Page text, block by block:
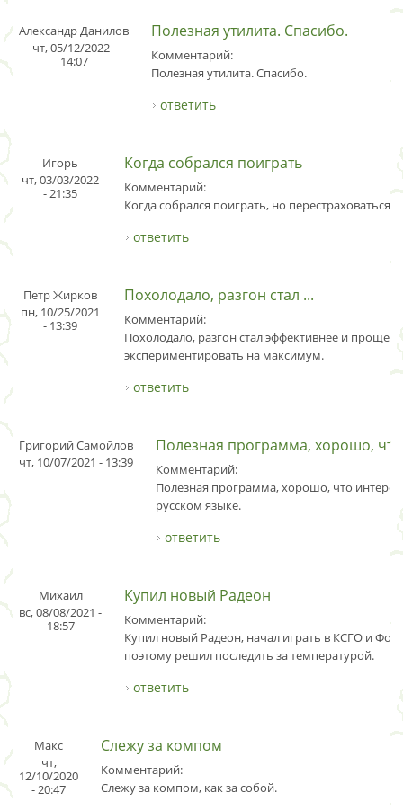
Александр Данилов
чт, 05/12/2022 -
14:07
Полезная утилита. Спасибо.
Комментарий:
Полезная утилита. Спасибо.
ответить
Игорь
чт, 03/03/2022
- 21:35
Когда собрался поиграть
Комментарий:
Когда собрался поиграть, но перестраховаться
ответить
Петр Жирков
пн, 10/25/2021
- 13:39
Похолодало, разгон стал ...
Комментарий:
Похолодало, разгон стал эффективнее и проще,
экспериментировать на максимум.
ответить
Григорий Самойлов
чт, 10/07/2021 - 13:39
Полезная программа, хорошо, что
Комментарий:
Полезная программа, хорошо, что
русском языке.
ответить
Михаил
вс, 08/08/2021 -
18:57
Купил новый Радеон
Комментарий:
Купил новый Радеон, начал играть в КСГО и
поэтому решил последить за температурой.
ответить
Макс
чт,
12/10/2020
- 20:47
Слежу за компом
Комментарий:
Слежу за компом, как за собой.